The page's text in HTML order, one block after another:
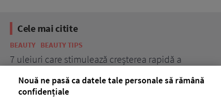
Cele mai citite
BEAUTY BEAUTY TIPS
7 uleiuri care stimulează creșterea rapidă a
Nouă ne pasă ca datele tale personale să rămână
confidențiale